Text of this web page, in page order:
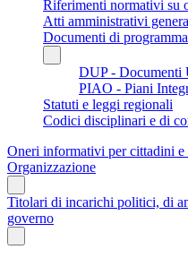
Riferimenti normativi su
Atti amministrativi
Documenti di
DUP - Documenti
PIAO - Piani
Statuti e leggi regionali
Codici disciplinari e di
Oneri informativi per cittadini e
Organizzazione
Titolari di incarichi politici, di
governo